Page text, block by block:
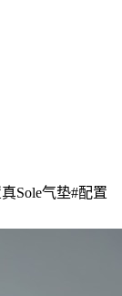
Sole气垫#配置